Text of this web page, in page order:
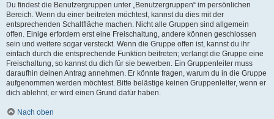
Du findest die Benutzergruppen unter „Benutzergruppen“ im persönlichen
Bereich. Wenn du einer beitreten möchtest, kannst du dies mit der
entsprechenden Schaltfläche machen. Nicht alle Gruppen sind allgemein
offen. Einige erfordern erst eine Freischaltung, andere können geschlossen
sein und weitere sogar versteckt. Wenn die Gruppe offen ist, kannst du ihr
einfach durch die entsprechende Funktion beitreten; verlangt die Gruppe eine
Freischaltung, so kannst du dich für sie bewerben. Ein Gruppenleiter muss
daraufhin deinen Antrag annehmen. Er könnte fragen, warum du in die Gruppe
aufgenommen werden möchtest. Bitte belästige keinen Gruppenleiter, wenn er
dich ablehnt, er wird einen Grund dafür haben.
Nach oben